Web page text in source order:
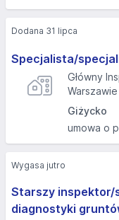
Specjalista/
Główny
Warszawie
Giżycko
umowa o
Dodana 31 lipca
Starszy inspektor/
diagnostyki
Wygasa jutro